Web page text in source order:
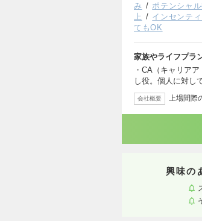
み
ポテンシャル
上
インセンテ
てもOK
家族やライフプラ
・CA（キャリア
し役。個人に対し
会社概要 上場間際
興味の